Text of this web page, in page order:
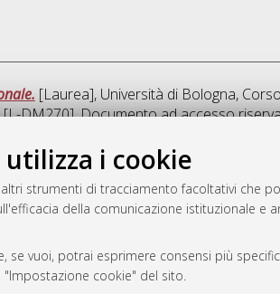
i cookie
strumenti di tracciamento facoltativi che
della comunicazione istituzionale e
vuoi, potrai esprimere consensi più
cookie" del sito.
[Laurea], Università di Bologna,
[L-DM270], Documento ad accesso
Questa lista e'